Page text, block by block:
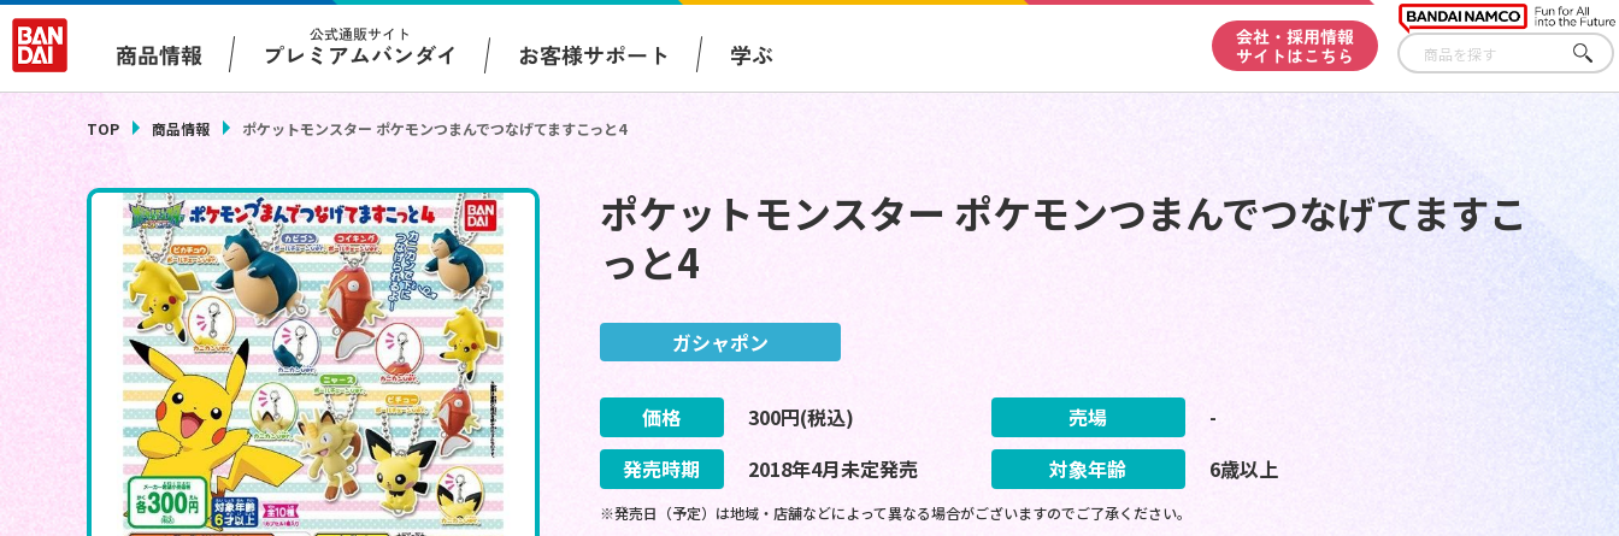
商品情報
公式通販サイト
プレミアムバンダイ お客様サポート 学ぶ
会社・採用情報
サイトはこちら
さが
す
TOP 商品情報 ポケットモンスター ポケモンつまんでつなげてますこっと4
ポケットモンスター ポケモンつまんでつなげてますこ
っと4
ガシャポン
価格 300円(税込) 売場
-
発売時期
2018年4月未定発売 対象年齢 6歳以上
※発売日（予定）は地域・店舗などによって異なる場合がございますのでご了承ください。